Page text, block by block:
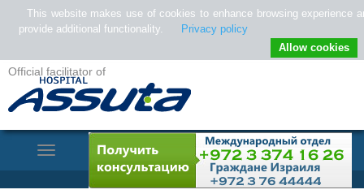
Official facilitator of
Toggle
Navigation
This website makes use of cookies to enhance browsing experience
provide additional functionality.
Privacy policy
Allow cookies